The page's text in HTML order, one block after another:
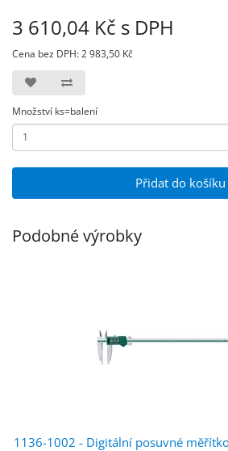
3 610,04 Kč s DPH
Cena bez DPH: 2 983,50 Kč
Množství ks=balení
Přidat do košíku
Podobné výrobky
1136-1002 - Digitální posuvné